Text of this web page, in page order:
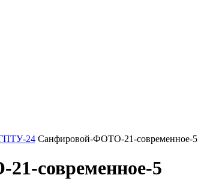
24 Санфировой-ФОТО-21-современное-5
современное-5